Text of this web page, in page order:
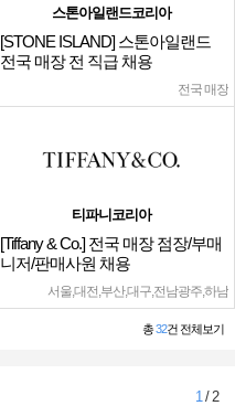
스톤아일랜드코리아
[STONE ISLAND] 스톤아일랜드
전국 매장 전 직급 채용
전국 매장
티파니코리아
[Tiffany & Co.] 전국 매장 점장/부매
니저/판매사원 채용
서울,대전,부산,대구,전남광주,하남
총32건 전체보기
1/ 2